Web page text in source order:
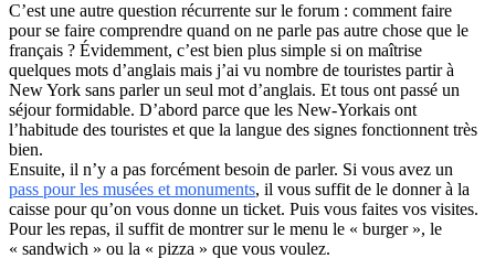
C’est une autre question récurrente sur le forum : comment faire
pour se faire comprendre quand on ne parle pas autre chose que le
français ? Évidemment, c’est bien plus simple si on maîtrise
quelques mots d’anglais mais j’ai vu nombre de touristes partir à
New York sans parler un seul mot d’anglais. Et tous ont passé un
séjour formidable. D’abord parce que les New-Yorkais ont
l’habitude des touristes et que la langue des signes fonctionnent très
bien.
Ensuite, il n’y a pas forcément besoin de parler. Si vous avez un
pass pour les musées et monuments, il vous suffit de le donner à la
caisse pour qu’on vous donne un ticket. Puis vous faites vos visites.
Pour les repas, il suffit de montrer sur le menu le « burger », le
« sandwich » ou la « pizza » que vous voulez.